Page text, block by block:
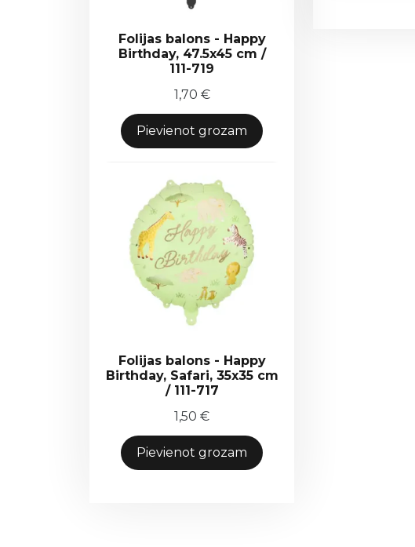
Folijas balons - Happy
Birthday, 47.5x45 cm /
111-719
1,70 €
Pievienot grozam
Folijas balons - Happy
Birthday, Safari, 35x35 cm
/ 111-717
1,50 €
Pievienot grozam